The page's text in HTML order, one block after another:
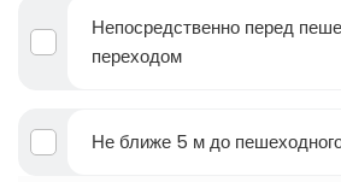
Непосредственно перед
переходом
Не ближе 5 м до